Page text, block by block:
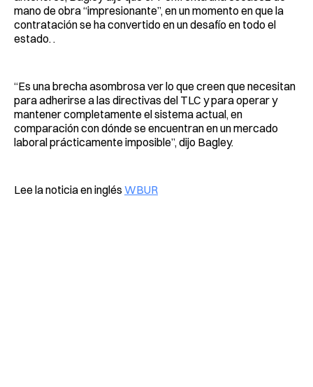
mano de obra “impresionante”, en un momento en que la
contratación se ha convertido en un desafío en todo el
estado. .
“Es una brecha asombrosa ver lo que creen que necesitan
para adherirse a las directivas del TLC y para operar y
mantener completamente el sistema actual, en
comparación con dónde se encuentran en un mercado
laboral prácticamente imposible”, dijo Bagley.
Lee la noticia en inglés WBUR